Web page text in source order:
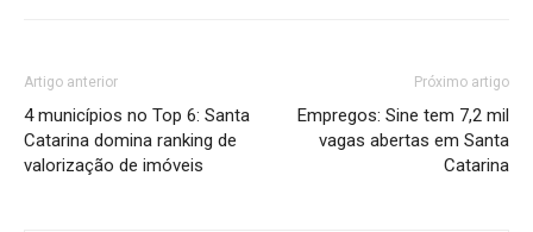
Artigo anterior
4 municípios no Top 6: Santa
Catarina domina ranking de
valorização de imóveis
Próximo artigo
Empregos: Sine tem 7,2 mil
vagas abertas em Santa
Catarina